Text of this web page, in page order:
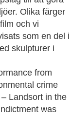
Olika färger
och vi
som en del i
skulpturer i
from
crime
Landsort in the
was